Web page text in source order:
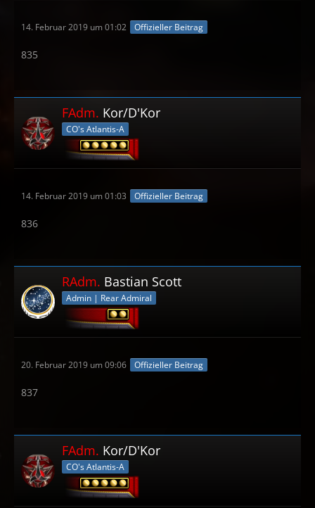
14. Februar 2019 um 01:02 Offizieller Beitrag
835
FAdm. Kor/D'Kor
CO's Atlantis-A
14. Februar 2019 um 01:03 Offizieller Beitrag
836
RAdm. Bastian Scott
Admin | Rear Admiral
20. Februar 2019 um 09:06 Offizieller Beitrag
837
FAdm. Kor/D'Kor
CO's Atlantis-A